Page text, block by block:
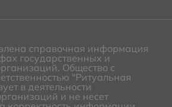
справочная информация
государственных и
Общество с
"Ритуальная
в деятельности
и не несет